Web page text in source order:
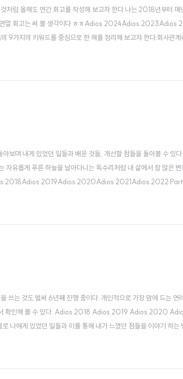
럼 올해도 연간 회고를 작성해 보고자 한다.나는 2018년부터 매
연말 회고는 써 볼 생각이다 ㅎㅎAdios 2024Adios
의 키워드를 중심으로 한 해를 정리해 보고자 한다.회사관계
보며 내게 있었던 일들과 배운 것들, 개선할 점들을 돌아볼 수 있
유롭게 푸른 하늘을 날아다니는 독수리처럼 내 삶에서 참 많은 변
2018Adios 2019Adios 2020Adios 2021Adios 2022
는 것도 벌써 6년째 진행 중이다. 개인적으로 가장 맘에 드는 연
서 확인해 볼 수 있다. Adios 2018 Adios 2019 Adios 2020
게 있었던 일들과 이를 통해 내가 느꼈던 점들을 이야기 하는